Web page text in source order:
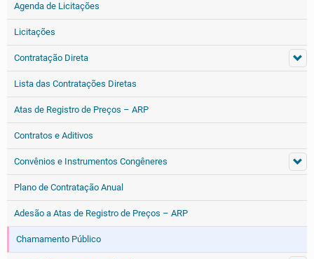
Agenda de Licitações
Licitações
Contratação Direta
Lista das Contratações Diretas
Atas de Registro de Preços – ARP
Contratos e Aditivos
Convênios e Instrumentos Congêneres
Plano de Contratação Anual
Adesão a Atas de Registro de Preços – ARP
Chamamento Público